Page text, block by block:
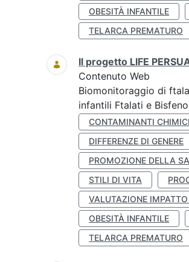
OBESITÀ INFANTILE
TELARCA PREMATURO
Il progetto LIFE
Contenuto Web
Biomonitoraggio di
infantili Ftalati e
CONTAMINANTI CHIMICI
DIFFERENZE DI GENERE
PROMOZIONE DELLA
STILI DI VITA
VALUTAZIONE
OBESITÀ INFANTILE
TELARCA PREMATURO